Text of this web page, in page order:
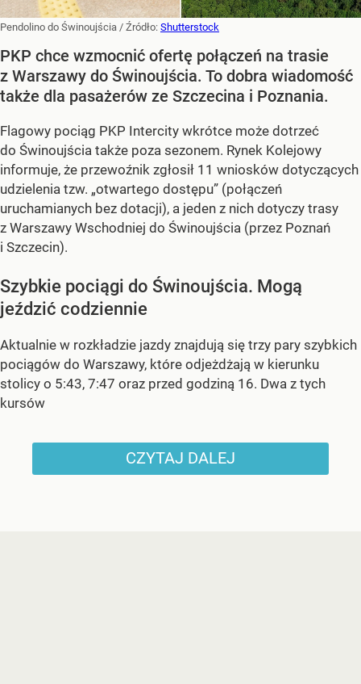
Pendolino do Świnoujścia / Źródło: Shutterstock
PKP chce wzmocnić ofertę połączeń na trasie
z Warszawy do Świnoujścia. To dobra wiadomość
także dla pasażerów ze Szczecina i Poznania.
Flagowy pociąg PKP Intercity wkrótce może dotrzeć
do Świnoujścia także poza sezonem. Rynek Kolejowy
informuje, że przewoźnik zgłosił 11 wniosków dotyczących
udzielenia tzw. „otwartego dostępu” (połączeń
uruchamianych bez dotacji), a jeden z nich dotyczy trasy
z Warszawy Wschodniej do Świnoujścia (przez Poznań
i Szczecin).
Szybkie pociągi do Świnoujścia. Mogą
jeździć codziennie
Aktualnie w rozkładzie jazdy znajdują się trzy pary szybkich
pociągów do Warszawy, które odjeżdżają w kierunku
stolicy o 5:43, 7:47 oraz przed godziną 16. Dwa z tych
kursów
CZYTAJ DALEJ